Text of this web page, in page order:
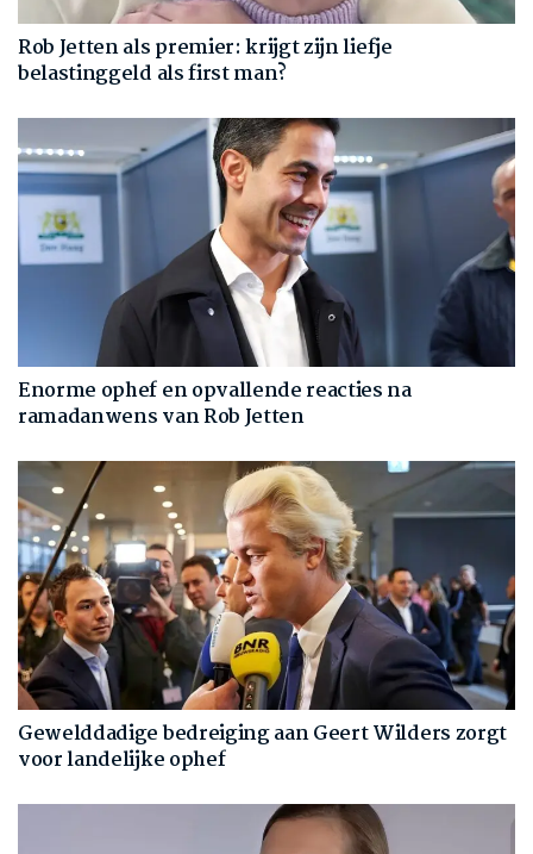
Rob Jetten als premier: krijgt zijn liefje
belastinggeld als first man?
Enorme ophef en opvallende reacties na
ramadanwens van Rob Jetten
Gewelddadige bedreiging aan Geert Wilders zorgt
voor landelijke ophef